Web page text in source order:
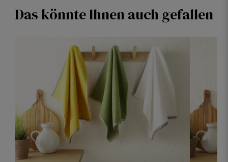
Das könnte Ihnen auch gefallen